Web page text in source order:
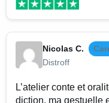
Nicolas C.
Distroff
L’atelier conte et
diction, ma gestuelle